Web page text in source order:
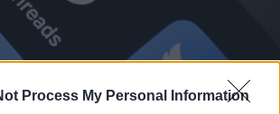
Process My Personal Information
στόχαστρο Facebook και